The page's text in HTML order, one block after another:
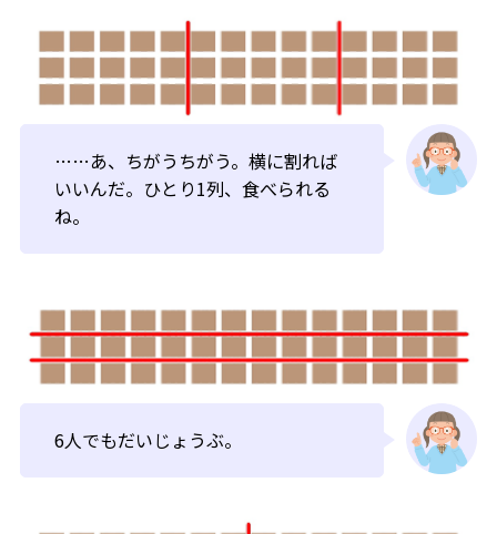
……あ、ちがうちがう。横に割れば
いいんだ。ひとり1列、食べられる
ね。
6人でもだいじょうぶ。